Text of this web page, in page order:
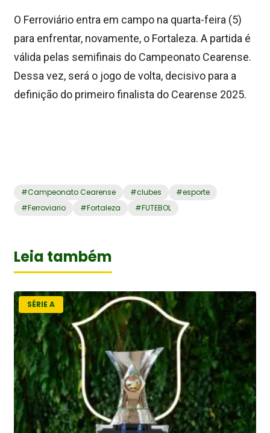
O Ferroviário entra em campo na quarta-feira (5)
para enfrentar, novamente, o Fortaleza. A partida é
válida pelas semifinais do Campeonato Cearense.
Dessa vez, será o jogo de volta, decisivo para a
definição do primeiro finalista do Cearense 2025.
#Campeonato Cearense #clubes #esporte
#Ferroviario #Fortaleza #FUTEBOL
Leia também
SÉRIE A